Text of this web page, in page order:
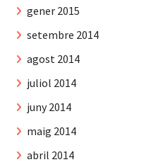
gener 2015
setembre 2014
agost 2014
juliol 2014
juny 2014
maig 2014
abril 2014